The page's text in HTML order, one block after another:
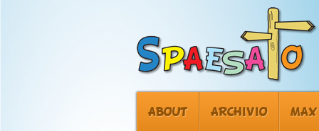
ABOUT ARCHIVIO MAX